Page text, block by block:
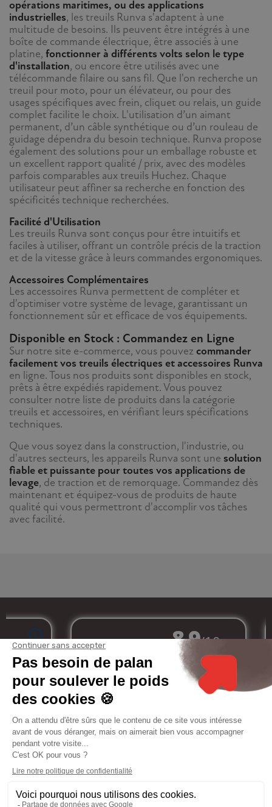
opérations maritimes, ou des applications
industrielles, les treuils Runva s'adaptent à une
multitude de besoins. Ils peuvent être intégrés à une
boîte de commande électrique, être associés à une
platine, fonctionner à différents volts selon le type
d'installation, ou encore être utilisés avec une
télécommande filaire ou sans fil. Que l'on recherche un
treuil pour moto, pour un élévateur, ou pour des
usages spécifiques avec frein, cliquet ou relais, un guide
complet facilite le choix. L'utilisation d’un aimant
permanent, d’un câble synthétique ou d’un rouleau de
guidage dépendra du besoin technique. Runva propose
également des solutions pour un emballage robuste et
un excellent rapport qualité / prix, avec des modèles
parfois comparables aux treuils Huchez. Chaque
utilisateur peut affiner sa recherche en fonction des
spécificités technique recherchées.
Facilité d'Utilisation
Les treuils Runva sont conçus pour être intuitifs et
faciles à utiliser, offrant un contrôle précis de la traction
et de la vitesse grâce à leurs commandes ergonomiques.
Accessoires Complémentaires
Les accessoires Runva permettent de compléter et
d'optimiser votre système de levage, garantissant un
fonctionnement sûr et efficace de vos équipements.
Disponible en Stock : Commandez en Ligne
Sur notre site e-commerce, vous pouvez commander
facilement vos treuils électriques et accessoires Runva
en ligne. Tous nos produits sont disponibles en stock,
prêts à être expédiés rapidement. Vous pouvez
consulter notre liste de produits dans la catégorie
treuils et accessoires, en vérifiant leurs spécifications
techniques.
Que vous soyez dans la construction, l'industrie, ou
d'autres secteurs, les appareils Runva sont une solution
fiable et puissante pour toutes vos applications de
levage, de traction et de remorquage. Commandez dès
maintenant et équipez-vous de produits de haute
qualité qui vous permettront d'accomplir vos tâches
avec facilité.
Marchand approuvé par la Société des Avis Garantis,
vérifier